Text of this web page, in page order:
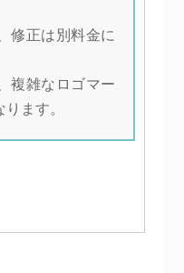
修正は別料金に
複雑なロゴマー
ます。